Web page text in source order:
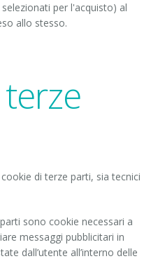
per l'acquisto) al
allo stesso.
di terze parti, sia tecnici
sono cookie necessari a
messaggi pubblicitari in
dall’utente all’interno delle